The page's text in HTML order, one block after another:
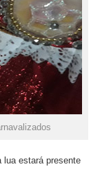
estará presente